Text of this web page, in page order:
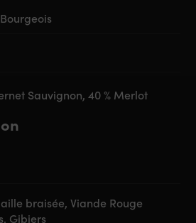
Sauvignon, 40 % Merlot
braisée, Viande Rouge
Gibiers